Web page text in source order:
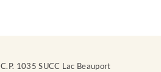
C.P. 1035 SUCC Lac Beauport